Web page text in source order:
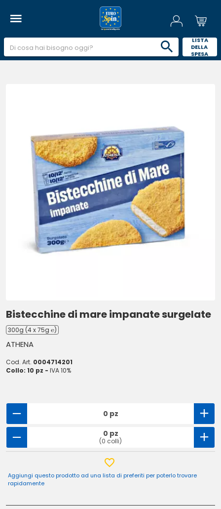
LISTA
DELLA
SPESA
Bistecchine di mare impanate surgelate
300g (4 x 75g ℮)
ATHENA
Cod. Art. 0004714201
Collo: 10 pz - IVA 10%
0 pz
0 pz
(0 colli)
Aggiungi questo prodotto ad una lista di preferiti per poterlo trovare
rapidamente